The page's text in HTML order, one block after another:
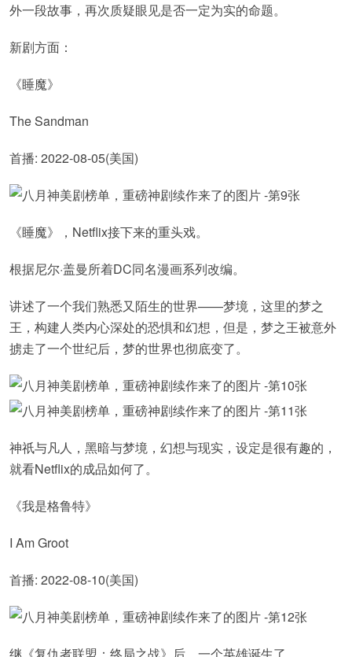
外一段故事，再次质疑眼见是否一定为实的命题。
新剧方面：
《睡魔》
The Sandman
首播: 2022-08-05(美国)
《睡魔》，Netflix接下来的重头戏。
根据尼尔·盖曼所着DC同名漫画系列改编。
讲述了一个我们熟悉又陌生的世界——梦境，这里的梦之
王，构建人类内心深处的恐惧和幻想，但是，梦之王被意外
掳走了一个世纪后，梦的世界也彻底变了。
神祇与凡人，黑暗与梦境，幻想与现实，设定是很有趣的，
就看Netflix的成品如何了。
《我是格鲁特》
I Am Groot
首播: 2022-08-10(美国)